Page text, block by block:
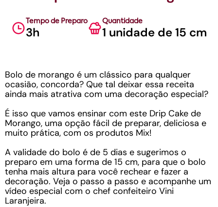
Tempo de Preparo
3h
Quantidade
1 unidade de 15 cm
Bolo de morango é um clássico para qualquer
ocasião, concorda? Que tal deixar essa receita
ainda mais atrativa com uma decoração especial?
É isso que vamos ensinar com este Drip Cake de
Morango, uma opção fácil de preparar, deliciosa e
muito prática, com os produtos Mix!
A validade do bolo é de 5 dias e sugerimos o
preparo em uma forma de 15 cm, para que o bolo
tenha mais altura para você rechear e fazer a
decoração. Veja o passo a passo e acompanhe um
vídeo especial com o chef confeiteiro Vini
Laranjeira.